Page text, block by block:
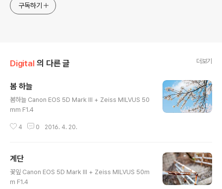
구독하기
Digital 의 다른 글 더보기
봄 하늘
봄하늘 Canon EOS 5D Mark III + Zeiss MILVUS 50
mm F1.4
4 0 2016. 4. 20.
계단
꽃잎 Canon EOS 5D Mark III + Zeiss MILVUS 50m
m F1.4